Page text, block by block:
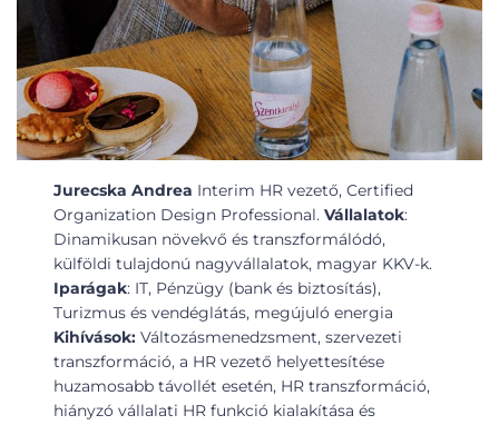
Jurecska Andrea Interim HR vezető, Certified
Organization Design Professional.Vállalatok:
Dinamikusan növekvő és transzformálódó,
külföldi tulajdonú nagyvállalatok, magyar KKV-k.
Iparágak: IT, Pénzügy (bank és biztosítás),
Turizmus és vendéglátás, megújuló energia
Kihívások: Változásmenedzsment, szervezeti
transzformáció, a HR vezető helyettesítése
huzamosabb távollét esetén, HR transzformáció,
hiányzó vállalati HR funkció kialakítása és